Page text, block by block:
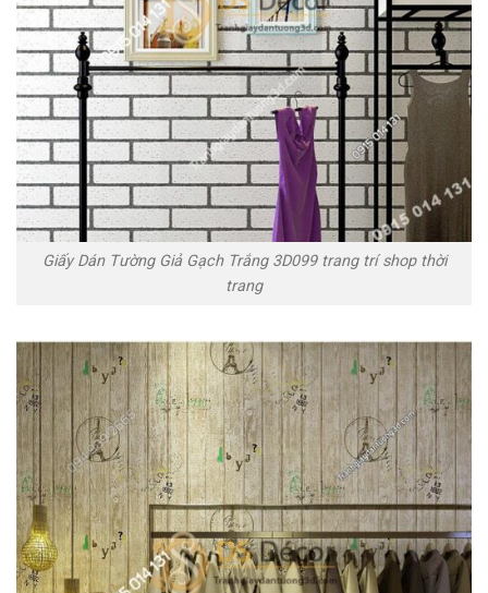
Giấy Dán Tường Giả Gạch Trắng 3D099 trang trí shop thời
trang